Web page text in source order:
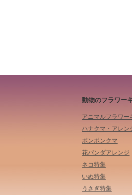
動物のフラワー
アニマルフラワー
ハナクマ・アレン
ポンポンクマ
花パンダアレンジ
ネコ特集
いぬ特集
うさぎ特集